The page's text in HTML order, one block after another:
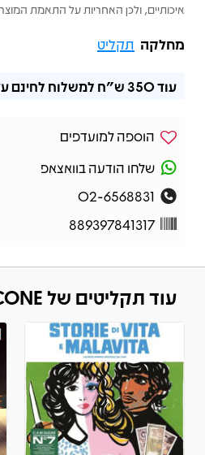
איכותיים, ולכן האחריות על התאמת
מחלקה תקליט
עוד350 ש"ח למשלוח לחינם
הוספה למועדפים
שלחו הודעה בוואצאפ
02-6568831
889397841317
עוד תקליטים של ENNIO MORRICONE